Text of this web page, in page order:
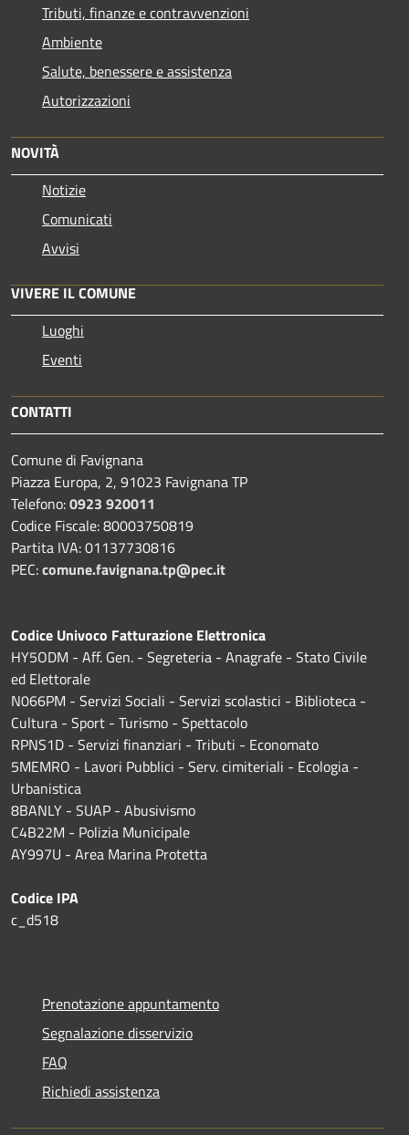
Tributi, finanze e contravvenzioni
Ambiente
Salute, benessere e assistenza
Autorizzazioni
NOVITÀ
Notizie
Comunicati
Avvisi
VIVERE IL COMUNE
Luoghi
Eventi
CONTATTI
Comune di Favignana
Piazza Europa, 2, 91023 Favignana TP
Telefono:0923 920011
Codice Fiscale: 80003750819
Partita IVA: 01137730816
PEC:comune.favignana.tp@pec.it
Codice Univoco Fatturazione Elettronica
HY5ODM - Aff. Gen. - Segreteria - Anagrafe - Stato Civile
ed Elettorale
N066PM - Servizi Sociali - Servizi scolastici - Biblioteca -
Cultura - Sport - Turismo - Spettacolo
RPNS1D - Servizi finanziari - Tributi - Economato
5MEMRO - Lavori Pubblici - Serv. cimiteriali - Ecologia -
Urbanistica
8BANLY - SUAP - Abusivismo
C4B22M - Polizia Municipale
AY997U - Area Marina Protetta
Codice IPA
c_d518
Prenotazione appuntamento
Segnalazione disservizio
FAQ
Richiedi assistenza